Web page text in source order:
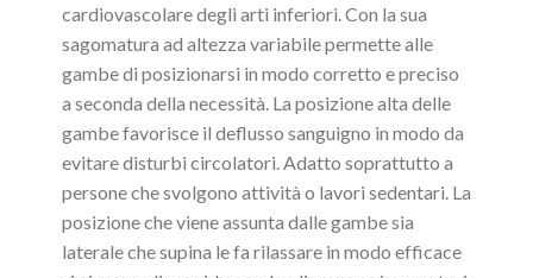
cardiovascolare degli arti inferiori. Con la sua
sagomatura ad altezza variabile permette alle
gambe di posizionarsi in modo corretto e preciso
a seconda della necessità. La posizione alta delle
gambe favorisce il deflusso sanguigno in modo da
evitare disturbi circolatori. Adatto soprattutto a
persone che svolgono attività o lavori sedentari. La
posizione che viene assunta dalle gambe sia
laterale che supina le fa rilassare in modo efficace